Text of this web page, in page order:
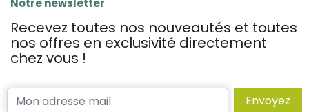
Notre newsletter
Recevez toutes nos nouveautés et toutes
nos offres en exclusivité directement
chez vous !
Envoyez